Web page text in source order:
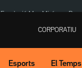
Fundació Mas Miró eBay
CORPORATIU
Esports El Temps